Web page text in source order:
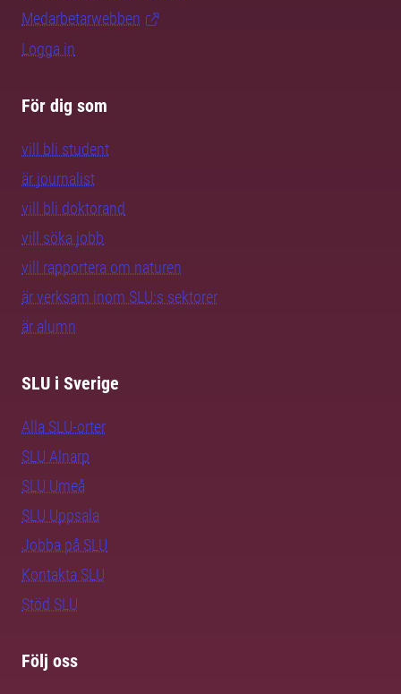
Medarbetarwebben
Logga in
För dig som
vill bli student
är journalist
vill bli doktorand
vill söka jobb
vill rapportera om naturen
är verksam inom SLU:s sektorer
är alumn
SLU i Sverige
Alla SLU-orter
SLU Alnarp
SLU Umeå
SLU Uppsala
Jobba på SLU
Kontakta SLU
Stöd SLU
Följ oss